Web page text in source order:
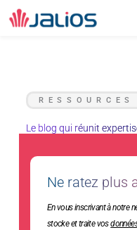
Aller
au
RESSOURCES
Le blog qui réunit
Ne ratez plus
En vous inscrivant à notre
stocke et traite vos